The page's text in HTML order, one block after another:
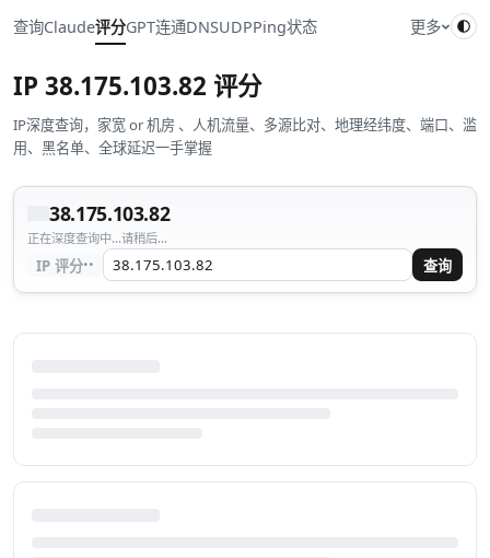
查询Claude评分GPT连通DNSUDPPing状态 更多
IP 38.175.103.82 评分
IP深度查询，家宽 or 机房 、人机流量、多源比对、地理经纬度、端口、滥
用、黑名单、全球延迟一手掌握
38.175.103.82
正在深度查询中...请稍后...
IP 评分·· 查询